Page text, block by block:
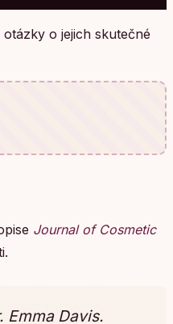
o jejich skutečné
Journal of Cosmetic
Davis.